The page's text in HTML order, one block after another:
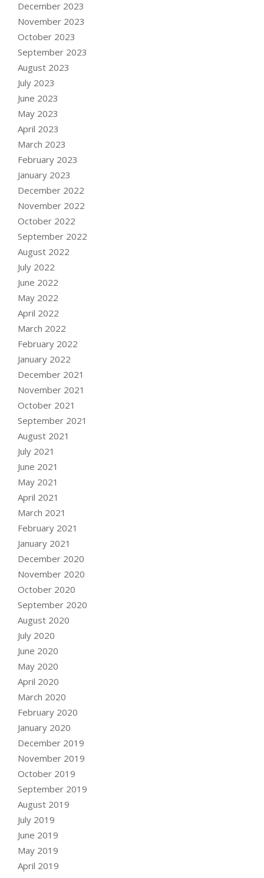
December 2023
November 2023
October 2023
September 2023
August 2023
July 2023
June 2023
May 2023
April 2023
March 2023
February 2023
January 2023
December 2022
November 2022
October 2022
September 2022
August 2022
July 2022
June 2022
May 2022
April 2022
March 2022
February 2022
January 2022
December 2021
November 2021
October 2021
September 2021
August 2021
July 2021
June 2021
May 2021
April 2021
March 2021
February 2021
January 2021
December 2020
November 2020
October 2020
September 2020
August 2020
July 2020
June 2020
May 2020
April 2020
March 2020
February 2020
January 2020
December 2019
November 2019
October 2019
September 2019
August 2019
July 2019
June 2019
May 2019
April 2019